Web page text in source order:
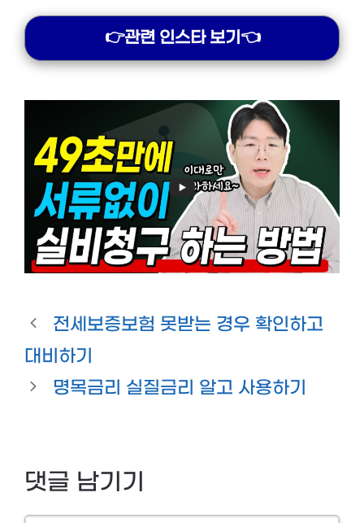
👉관련 인스타 보기👈
전세보증보험 못받는 경우 확인하고
대비하기
명목금리 실질금리 알고 사용하기
댓글 남기기